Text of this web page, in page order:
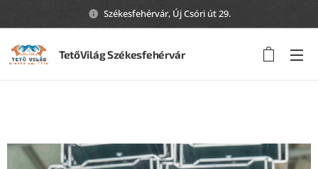
Székesfehérvár, Új Csóri út 29.
TetőVilág Székesfehérvár